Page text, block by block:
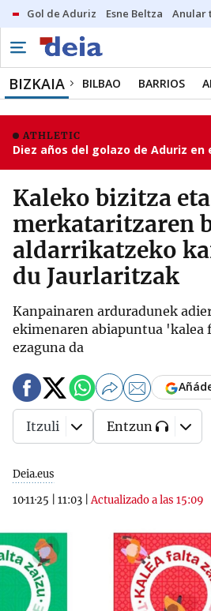
Gol de Aduriz Esne Beltza Anular
BIZKAIA BILBAO BARRIOS
ATHLETIC
Diez años del golazo de Aduriz en
Kaleko bizitza
merkataritzaren
aldarrikatzeko
du Jaurlaritzak
Kanpainaren arduradunek
ekimenaren abiapuntua 'kalea
ezaguna da
Deia.eus
10·11·25
11:03 |Actualizado a las 15:09
Itzuli Entzun